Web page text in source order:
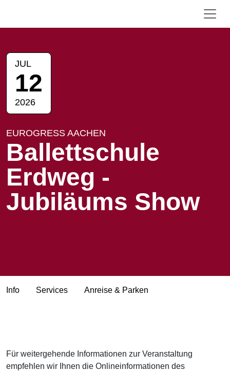
JUL
12
2026
EUROGRESS AACHEN
Ballettschule
Erdweg -
Jubiläums Show
Info Services Anreise & Parken
Für weitergehende Informationen zur Veranstaltung
empfehlen wir Ihnen die Onlineinformationen des